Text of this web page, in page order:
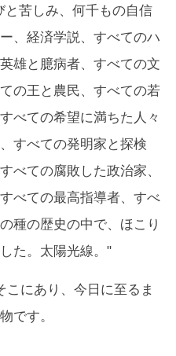
と苦しみ、何千もの自信
、経済学説、すべてのハ
雄と臆病者、すべての文
の王と農民、すべての若
べての希望に満ちた人々
すべての発明家と探検
べての腐敗した政治家、
べての最高指導者、すべ
種の歴史の中で、ほこり
た。太陽光線。"
にあり、今日に至るま
です。